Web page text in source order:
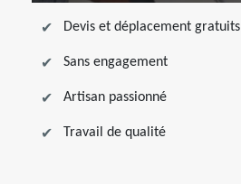
Devis et déplacement gratuits
Sans engagement
Artisan passionné
Travail de qualité